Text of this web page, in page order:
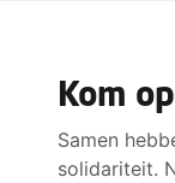
Kom
Samen
solidariteit.